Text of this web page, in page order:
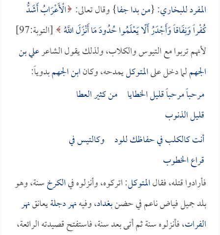
المفردللبخاري: {من بدا جفا} وقال تعالى: الْأَعْرَابُ أَشَدُّ
كُفْراً وَنِفَاقاً وَأَجْدَرُ أَلّا يَعْلَمُوا حُدُودَ مَا أَنْزَلَ اللَّهُ
[التوبة:97]
لأنهم تربوا مع التيوس والكلاب، ولذلك يقول الشاعرعلي بن
الجهملما دخل علىالمتوكليمدحه، وكانابن الجهمبدوياً:
مرحباً مرحباً قليل الخطايا من كثير العطا
قليل الذنوب
أنت كالكلب في حفاظك للود وكالتيس في
قراع الخطوب
فأرادوا قتله، فقالالمتوكل: اتركوه، وأنزلوه فيالكرخسنة، وهو
بلد جميل فياض ناعم في حضنبغداد، وفيهنهر دجلةيعانقنهر
الفرات، فأنزلوه سنة ثم أتى بعد سنة، فاستفتح قصيدته الرائعة،